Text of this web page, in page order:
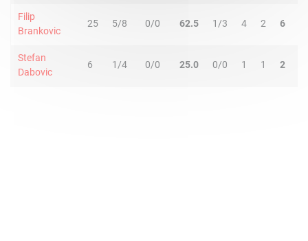
Filip
Brankovic
25 5/8 0/0 62.5 1/3 4 2 6
Stefan
Dabovic
6 1/4 0/0 25.0 0/0 1 1 2